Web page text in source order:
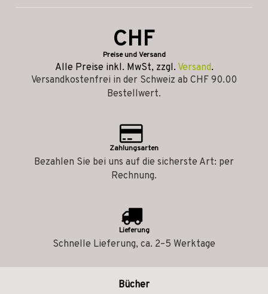
CHF
Preise und Versand
Alle Preise inkl. MwSt, zzgl. Versand.
Versandkostenfrei in der Schweiz ab CHF 90.00
Bestellwert.
Zahlungsarten
Bezahlen Sie bei uns auf die sicherste Art: per
Rechnung.
Lieferung
Schnelle Lieferung, ca. 2–5 Werktage
Bücher